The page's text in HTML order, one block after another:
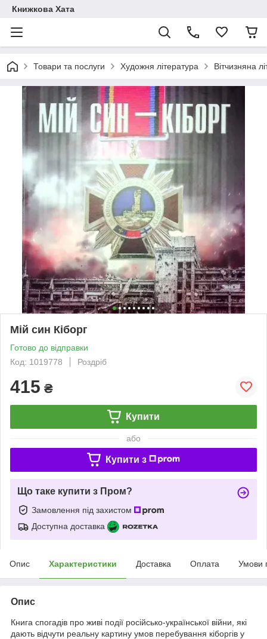
Книжкова Хата
Товари та послуги Художня література Вітчизняна
Мій син Кіборг
Готово до відправки
Код: 1019778
Роздріб
415 ₴
Купити
або
Купити з
Що таке купити з Пром?
Замовлення під захистом
Доступна доставка
Опис Характеристики Доставка Оплата Умови
Опис
Книга спогадів про живі події російсько-української війни, які
дають відчути реальну картину умов перебування кіборгів у